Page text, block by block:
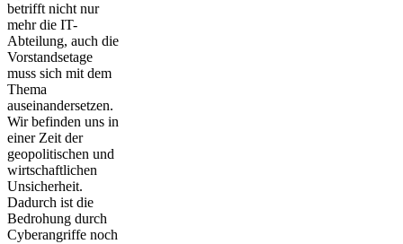
betrifft nicht nur
mehr die IT-
Abteilung, auch die
Vorstandsetage
muss sich mit dem
Thema
auseinandersetzen.
Wir befinden uns in
einer Zeit der
geopolitischen und
wirtschaftlichen
Unsicherheit.
Dadurch ist die
Bedrohung durch
Cyberangriffe noch